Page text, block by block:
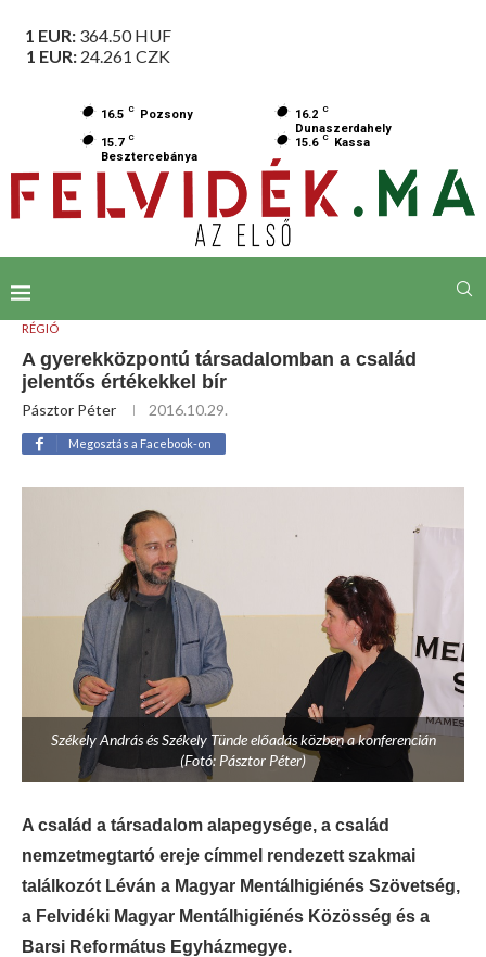
1 EUR: 364.50HUF
1 EUR: 24.261 CZK
16.5 C Pozsony 16.2 C
Dunaszerdahely
15.7 C
Besztercebánya
15.6 C Kassa
RÉGIÓ
A gyerekközpontú társadalomban a család
jelentős értékekkel bír
Pásztor Péter 2016.10.29.
Megosztás a Facebook-on
Székely András és Székely Tünde előadás közben a konferencián
(Fotó: Pásztor Péter)
A család a társadalom alapegysége, a család
nemzetmegtartó ereje címmel rendezett szakmai
találkozót Léván a Magyar Mentálhigiénés Szövetség,
a Felvidéki Magyar Mentálhigiénés Közösség és a
Barsi Református Egyházmegye.